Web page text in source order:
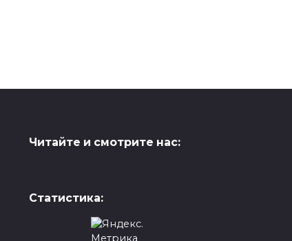
Читайте и смотрите нас:
Статистика: